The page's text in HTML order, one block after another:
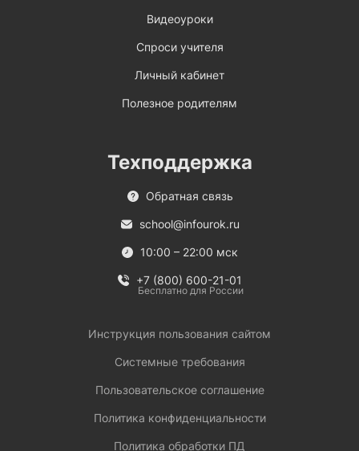
Видеоуроки
Спроси учителя
Личный кабинет
Полезное родителям
Техподдержка
Обратная связь
school@infourok.ru
10:00 – 22:00 мск
+7 (800) 600-21-01
Бесплатно для России
Инструкция пользования сайтом
Системные требования
Пользовательское соглашение
Политика конфиденциальности
Политика обработки ПД